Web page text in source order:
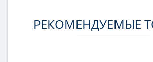
РЕКОМЕНДУЕМЫЕ